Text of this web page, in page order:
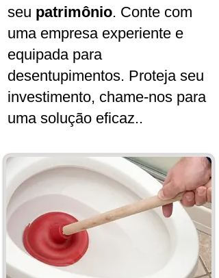
seu patrimônio. Conte com
uma empresa experiente e
equipada para
desentupimentos. Proteja seu
investimento, chame-nos para
uma solução eficaz..